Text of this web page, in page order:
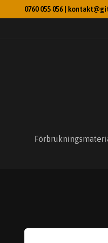
0760 055 056 |